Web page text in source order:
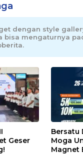
dengan style
bisa mengaturnya
Geser
Bersatu
Moga
Magnet